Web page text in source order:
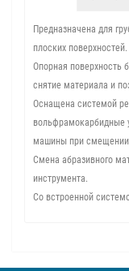
Предназначена для
плоских поверхностей.
Опорная поверхность
снятие материала и
Оснащена системой
вольфрамокарбидные
машины при смещении
Смена абразивного
инструмента.
Со встроенной